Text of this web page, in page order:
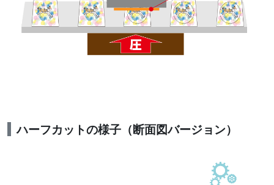
ハーフカットの様子（断面図バージョン）